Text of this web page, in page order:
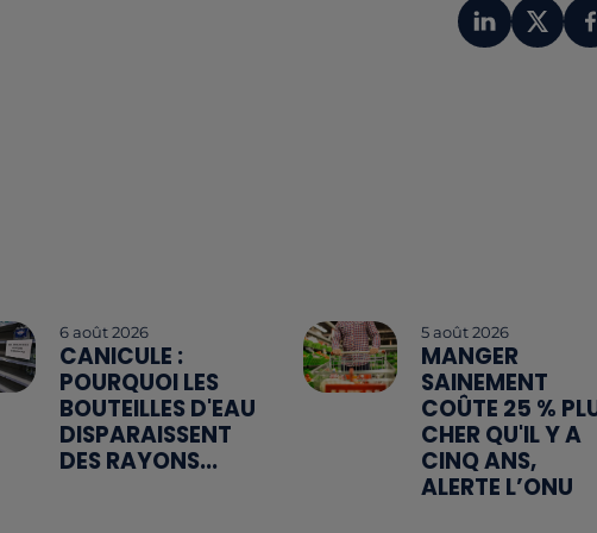
6 août 2026
CANICULE :
POURQUOI LES
BOUTEILLES D'EAU
DISPARAISSENT
DES RAYONS...
5 août 2026
MANGER
SAINEMENT
COÛTE 25 %
CHER QU'IL Y A
CINQ ANS,
ALERTE L’ONU